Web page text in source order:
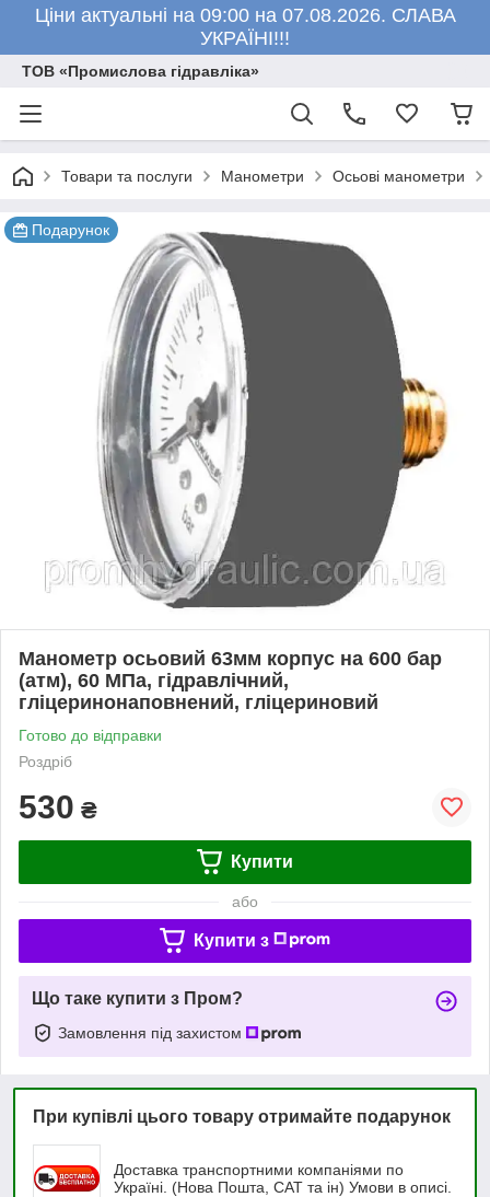
Ціни актуальні на 09:00 на 07.08.2026. СЛАВА
УКРАЇНІ!!!
ТОВ «Промислова гідравліка»
Товари та послуги Манометри Осьові манометри
Подарунок
Манометр осьовий 63мм корпус на 600 бар
(атм), 60 МПа, гідравлічний,
гліцеринонаповнений, гліцериновий
Готово до відправки
Роздріб
530 ₴
Купити
або
Купити з
Що таке купити з Пром?
Замовлення під захистом
При купівлі цього товару отримайте подарунок
Доставка транспортними компаніями по
Україні. (Нова Пошта, САТ та ін) Умови в описі.